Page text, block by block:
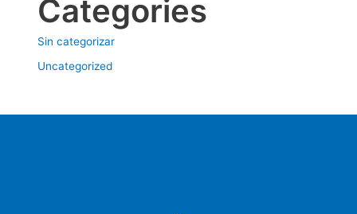
Categories
Sin categorizar
Uncategorized